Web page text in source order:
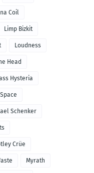
Coil
Limp Bizkit
Loudness
Head
Hysteria
Schenker
Crüe
Myrath